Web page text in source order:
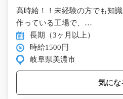
高時給！！未経験の方でも知
作っている工場で、…
長期（3ヶ月以上）
時給1500円
岐阜県美濃市
気にな